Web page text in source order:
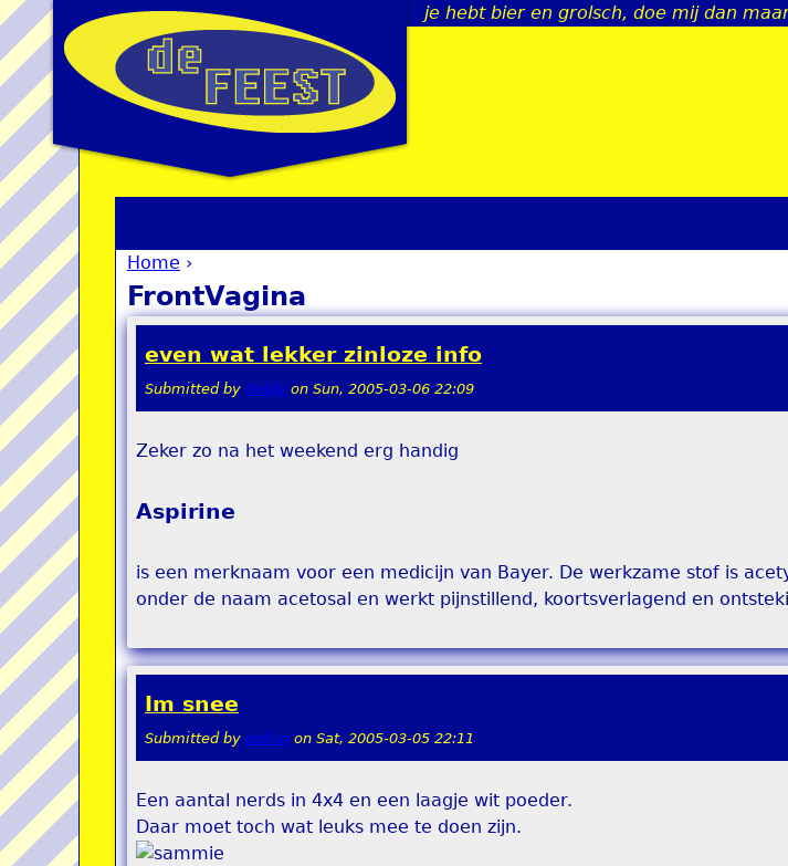
Jump to
je hebt bier en grolsch, doe mij dan
You are here
Home ›
FrontVagina
even wat lekker zinloze info
Submitted by teddy on Sun, 2005-03-06 22:09
Zeker zo na het weekend erg handig
Aspirine
is een merknaam voor een medicijn van Bayer. De werkzame stof is
onder de naam acetosal en werkt pijnstillend, koortsverlagend en
Im snee
Submitted by pokon on Sat, 2005-03-05 22:11
Een aantal nerds in 4x4 en een laagje wit poeder.
Daar moet toch wat leuks mee te doen zijn.